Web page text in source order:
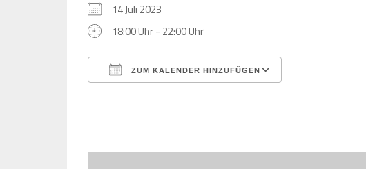
14 Juli 2023
18:00 Uhr - 22:00 Uhr
ZUM KALENDER HINZUFÜGEN